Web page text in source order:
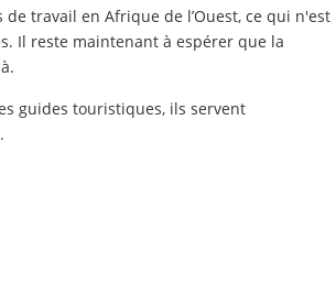
travail en Afrique de l’Ouest, ce qui n'est
Il reste maintenant à espérer que la
guides touristiques, ils servent